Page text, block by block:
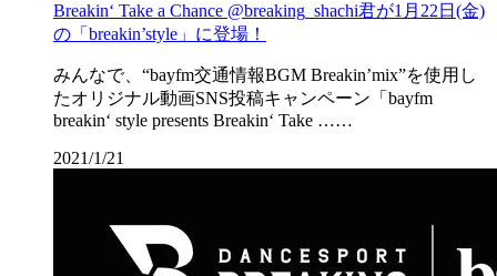
Breakin‘ Take a Chance @breaking_shachi君が1月22日(金)
の「breakin’style」に登場！
みんなで、“bayfm交通情報BGM Breakin’mix”を使用し
たオリジナル動画SNS投稿キャンペーン「bayfm
breakin‘ style presents Breakin‘ Take ……
2021/1/21